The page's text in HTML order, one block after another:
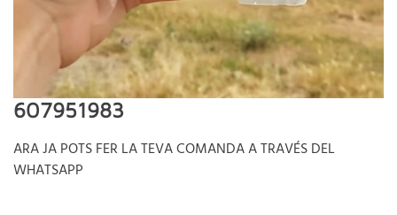
607951983
ARA JA POTS FER LA TEVA COMANDA A TRAVÉS DEL
WHATSAPP